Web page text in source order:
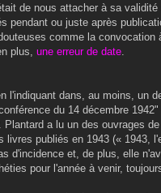
de nous attacher à sa
pendant ou juste après
comme la
plus, une erreur de date
l'indiquant dans, au moins, un
du 14 décembre 1942"
a lu un des ouvrages
publiés en 1943 (« 1943,
d'incidence et, de plus, elle
pour l'année à venir,